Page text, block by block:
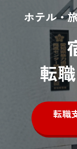
ホテル・
転
転職